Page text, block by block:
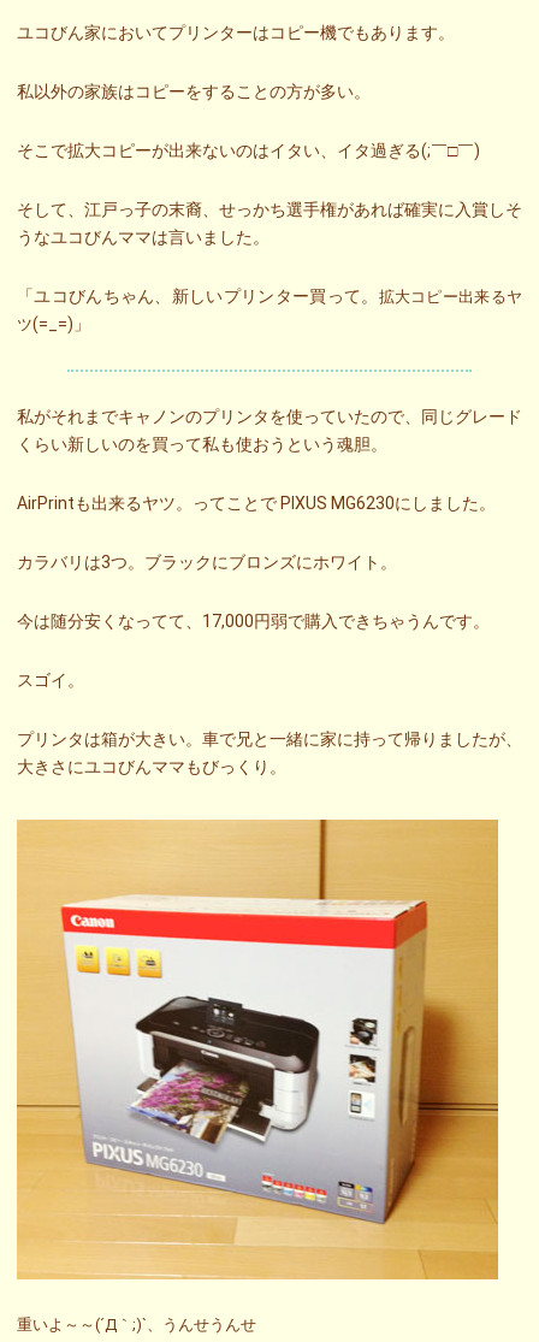
ユコびん家においてプリンターはコピー機でもあります。
私以外の家族はコピーをすることの方が多い。
そこで拡大コピーが出来ないのはイタい、イタ過ぎる(;￣□￣)
そして、江戸っ子の末裔、せっかち選手権があれば確実に入賞しそ
うなユコびんママは言いました。
「ユコびんちゃん、新しいプリンター買って。 拡大コピー出来るヤ
ツ(=_=)」
私がそれまでキャノンのプリンタを使っていたので、同じグレード
くらい新しいのを買って私も使おうという魂胆。
AirPrintも出来るヤツ。ってことで PIXUS MG6230にしました。
カラバリは3つ。ブラックにブロンズにホワイト。
今は随分安くなってて、17,000円弱で購入できちゃうんです。
スゴイ。
プリンタは箱が大きい。車で兄と一緒に家に持って帰りましたが、
大きさにユコびんママもびっくり。
重いよ～～(´Д｀;)`、うんせうんせ